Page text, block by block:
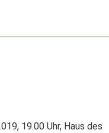
19.00 Uhr, Haus des